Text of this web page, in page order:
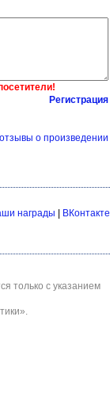
Регистрация
о произведении
награды | ВКонтакте
только с указанием